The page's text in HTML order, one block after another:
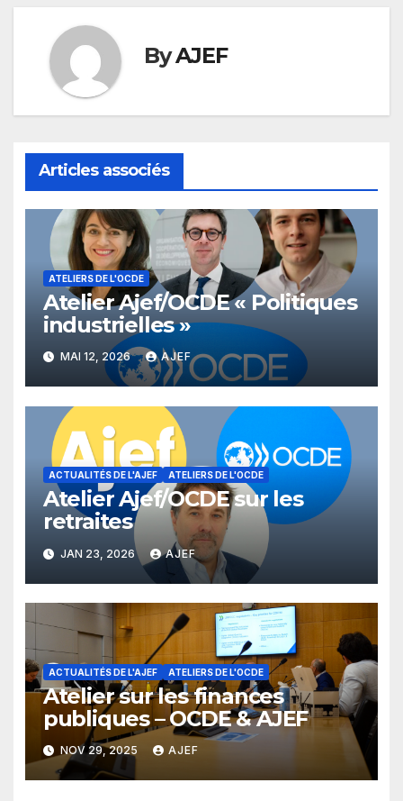
ByAJEF
Articles associés
ATELIERS DE L'OCDE
Atelier Ajef/OCDE « Politiques
industrielles »
MAI 12, 2026 AJEF
ACTUALITÉS DE L'AJEF ATELIERS DE L'OCDE
Atelier Ajef/OCDE sur les
retraites
JAN 23, 2026 AJEF
ACTUALITÉS DE L'AJEF ATELIERS DE L'OCDE
Atelier sur les finances
publiques – OCDE & AJEF
NOV 29, 2025 AJEF